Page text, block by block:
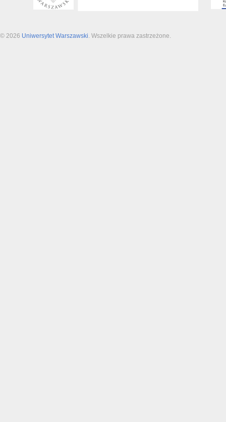
© 2026 Uniwersytet Warszawski . Wszelkie prawa zastrzeżone.